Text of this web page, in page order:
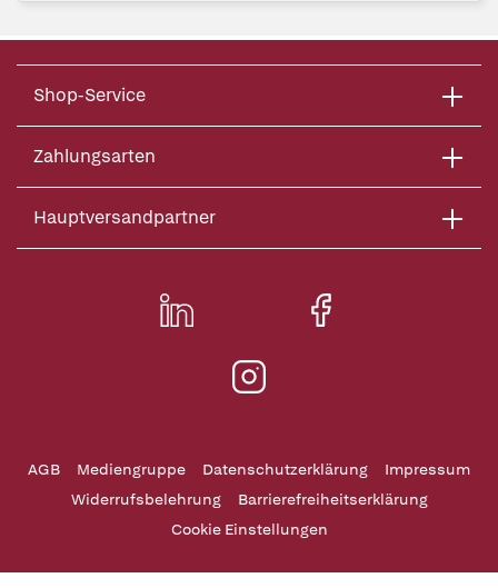
Shop-Service
Zahlungsarten
Hauptversandpartner
AGB Mediengruppe Datenschutzerklärung
Impressum
Widerrufsbelehrung
Barrierefreiheitserklärung
Cookie Einstellungen